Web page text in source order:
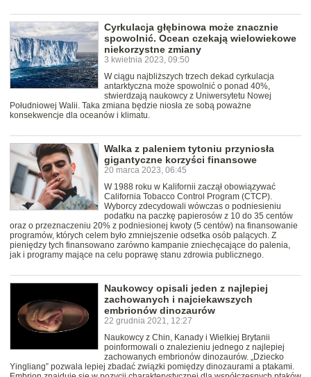
Cyrkulacja głębinowa może znacznie
spowolnić. Ocean czekają wielowiekowe
niekorzystne zmiany
3 kwietnia 2023, 09:50
W ciągu najbliższych trzech dekad cyrkulacja
antarktyczna może spowolnić o ponad 40%,
stwierdzają naukowcy z Uniwersytetu Nowej
Południowej Walii. Taka zmiana będzie niosła ze sobą poważne
konsekwencje dla oceanów i klimatu.
Walka z paleniem tytoniu przyniosła
gigantyczne korzyści finansowe
20 marca 2023, 06:45
W 1988 roku w Kalifornii zaczął obowiązywać
California Tobacco Control Program (CTCP).
Wyborcy zdecydowali wówczas o podniesieniu
podatku na paczkę papierosów z 10 do 35 centów
oraz o przeznaczeniu 20% z podniesionej kwoty (5 centów) na finansowanie
programów, których celem było zmniejszenie odsetka osób palących. Z
pieniędzy tych finansowano zarówno kampanie zniechęcające do palenia,
jak i programy mające na celu poprawę stanu zdrowia publicznego.
Naukowcy opisali jeden z najlepiej
zachowanych i najciekawszych
embrionów dinozaurów
22 grudnia 2021, 12:27
Naukowcy z Chin, Kanady i Wielkiej Brytanii
poinformowali o znalezieniu jednego z najlepiej
zachowanych embrionów dinozaurów. „Dziecko
Yingliang” pozwala lepiej zbadać związki pomiędzy dinozaurami a ptakami.